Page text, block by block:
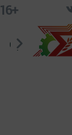
16+
Сүз тарихы